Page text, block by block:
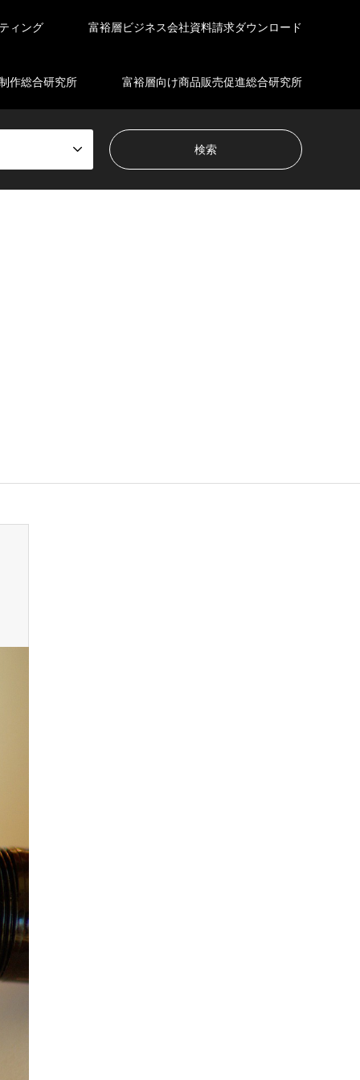
ィング 富裕層ビジネス会社資料請求ダウンロード
作総合研究所 富裕層向け商品販売促進総合研究所